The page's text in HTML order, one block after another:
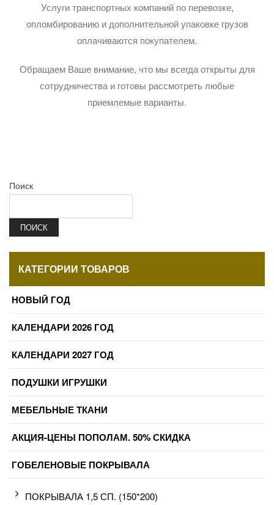
Услуги транспортных компаний по перевозке,
опломбированию и дополнительной упаковке грузов
оплачиваются покупателем.
Обращаем Ваше внимание, что мы всегда открыты для
сотрудничества и готовы рассмотреть любые
приемлемые варианты.
Поиск
ПОИСК
КАТЕГОРИИ ТОВАРОВ
НОВЫЙ ГОД
КАЛЕНДАРИ 2026 ГОД
КАЛЕНДАРИ 2027 ГОД
ПОДУШКИ ИГРУШКИ
МЕБЕЛЬНЫЕ ТКАНИ
АКЦИЯ-ЦЕНЫ ПОПОЛАМ. 50% СКИДКА
ГОБЕЛЕНОВЫЕ ПОКРЫВАЛА
ПОКРЫВАЛА 1,5 СП. (150*200)